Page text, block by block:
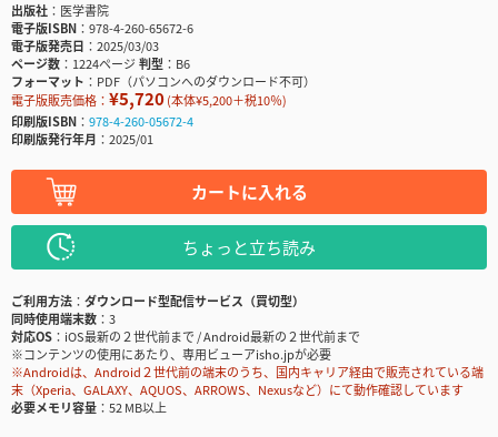
出版社
医学書院
電子版ISBN
978-4-260-65672-6
電子版発売日
2025/03/03
ページ数
1224ページ判型
B6
フォーマット
PDF（パソコンへのダウンロード不可）
電子版販売価格： ¥5,720(本体¥5,200＋税10％)
印刷版ISBN
978-4-260-05672-4
印刷版発行年月
2025/01
カートに入れる
ちょっと立ち読み
ご利用方法
ダウンロード型配信サービス（買切型）
同時使用端末数
3
対応OS
iOS最新の２世代前まで / Android最新の２世代前まで
※コンテンツの使用にあたり、専用ビューアisho.jpが必要
※Androidは、Android２世代前の端末のうち、国内キャリア経由で販売されている端
末（Xperia、GALAXY、AQUOS、ARROWS、Nexusなど）にて動作確認しています
必要メモリ容量
52 MB以上